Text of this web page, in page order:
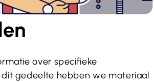
over specifieke
gedeelte hebben we materiaal